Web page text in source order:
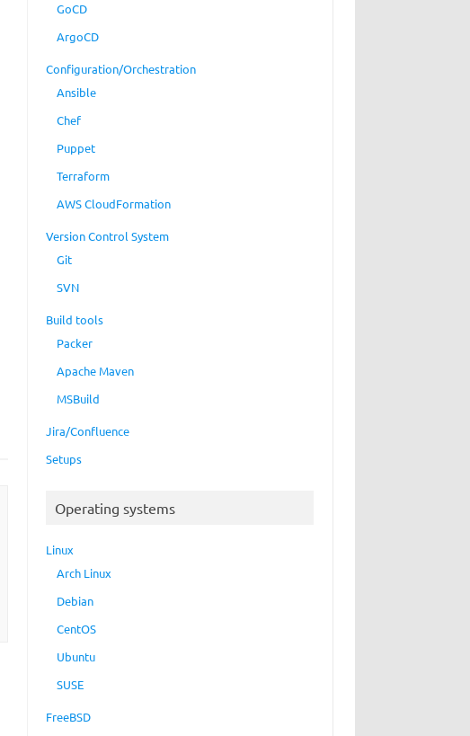
GoCD
ArgoCD
Configuration/Orchestration
Ansible
Chef
Puppet
Terraform
AWS CloudFormation
Version Control System
Git
SVN
Build tools
Packer
Apache Maven
MSBuild
Jira/Confluence
Setups
Operating systems
Linux
Arch Linux
Debian
CentOS
Ubuntu
SUSE
FreeBSD